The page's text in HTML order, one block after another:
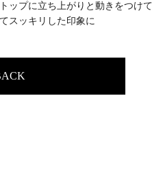
ップに立ち上がりと動きをつけて
スッキリした印象に